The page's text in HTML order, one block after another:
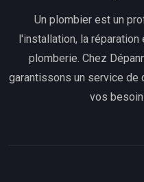
Un plombier est un
l'installation, la
plomberie. Chez
garantissons un service de
vos